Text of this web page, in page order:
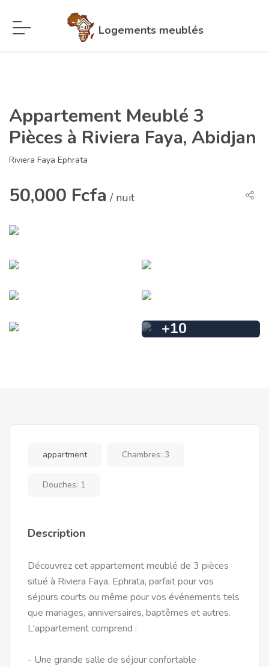
Logements meublés
Appartement Meublé 3
Pièces à Riviera Faya, Abidjan
Riviera Faya Ephrata
50,000 Fcfa / nuit
+10
appartment Chambres: 3
Douches: 1
Description
Découvrez cet appartement meublé de 3 pièces
situé à Riviera Faya, Ephrata, parfait pour vos
séjours courts ou même pour vos événements tels
que mariages, anniversaires, baptêmes et autres.
L'appartement comprend :
- Une grande salle de séjour confortable